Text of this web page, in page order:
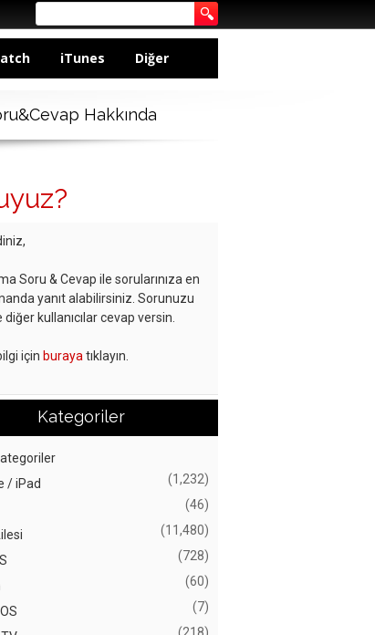
iTunes Diğer
Hakkında
Soru & Cevap ile sorularınıza en
yanıt alabilirsiniz. Sorunuzu
kullanıcılar cevap versin.
için buraya tıklayın.
Kategoriler
/ iPad
(1,232)
(46)
(11,480)
(728)
(60)
(7)